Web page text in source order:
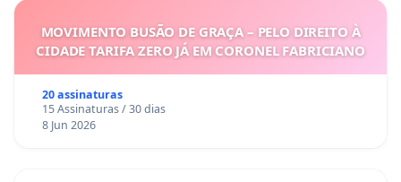
MOVIMENTO BUSÃO DE GRAÇA – PELO DIREITO À
CIDADE TARIFA ZERO JÁ EM CORONEL FABRICIANO
20 assinaturas
15 Assinaturas / 30 dias
8 Jun 2026